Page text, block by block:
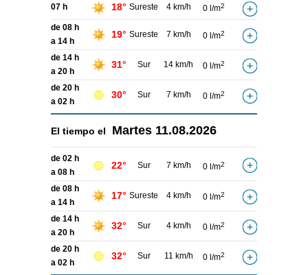
07 h 18° Sureste 4 km/h 0 l/m2
de 08 h
a 14 h
19° Sureste 7 km/h 0 l/m2
de 14 h
a 20 h
31° Sur 14 km/h 0 l/m2
de 20 h
a 02 h
30° Sur 7 km/h 0 l/m2
El tiempo el Martes 11.08.2026
de 02 h
a 08 h
22° Sur 7 km/h 0 l/m2
de 08 h
a 14 h
17° Sureste 4 km/h 0 l/m2
de 14 h
a 20 h
32° Sur 4 km/h 0 l/m2
de 20 h
a 02 h
32° Sur 11 km/h 0 l/m2